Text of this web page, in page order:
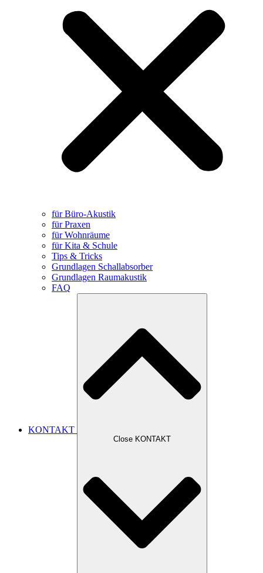
für Büro-Akustik
für Praxen
für Wohnräume
für Kita & Schule
Tips & Tricks
Grundlagen Schallabsorber
Grundlagen Raumakustik
FAQ
KONTAKT
Close KONTAKT